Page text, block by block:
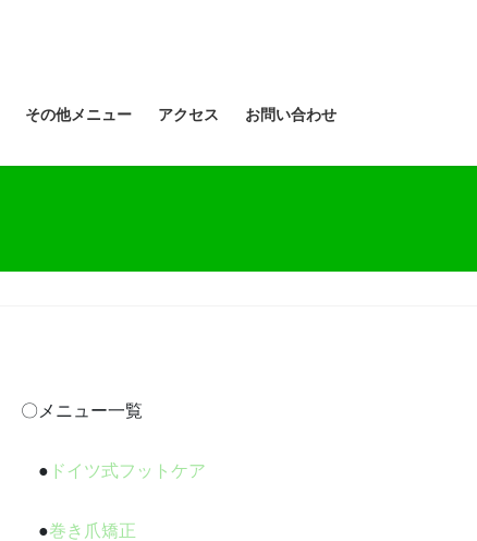
その他メニュー アクセス お問い合わせ
〇メニュー一覧
● ドイツ式フットケア
●巻き爪矯正